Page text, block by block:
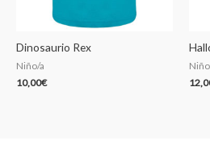
Dinosaurio Rex
Niño/a
10,00€